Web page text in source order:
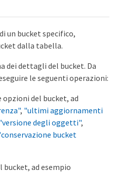
un bucket specifico,
dalla tabella.
dei dettagli del bucket. Da
le seguenti operazioni:
del bucket, ad
, "ultimi aggiornamenti
degli oggetti",
bucket
bucket, ad esempio